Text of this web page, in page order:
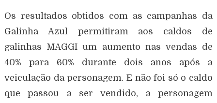
Os resultados obtidos com as campanhas da
Galinha Azul permitiram aos caldos de
galinhas MAGGI um aumento nas vendas de
40% para 60% durante dois anos após a
veiculação da personagem. E não foi só o caldo
que passou a ser vendido, a personagem